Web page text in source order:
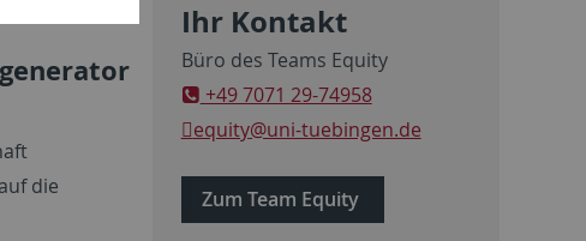
die
Ihr Kontakt
Büro des Teams Equity
+49 7071 29-74958
equity@uni-tuebingen.de
Zum Team Equity